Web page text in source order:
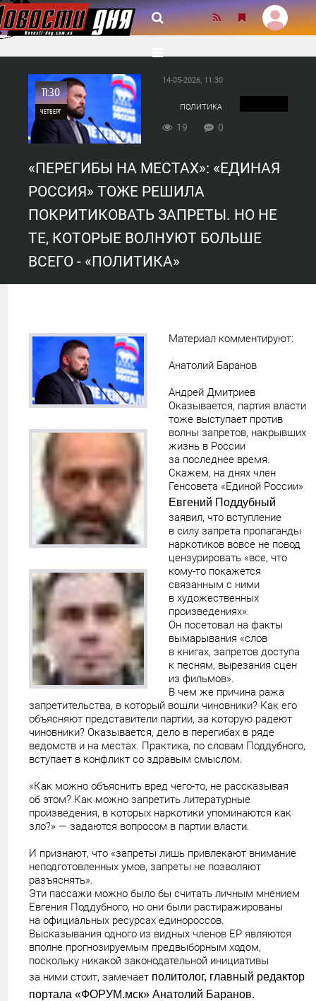
11:30
ЧЕТВЕРГ
19
14-05-2026, 11:30
ПОЛИТИКА
19 0
«ПЕРЕГИБЫ НА МЕСТАХ»: «ЕДИНАЯ
РОССИЯ» ТОЖЕ РЕШИЛА
ПОКРИТИКОВАТЬ ЗАПРЕТЫ. НО НЕ
ТЕ, КОТОРЫЕ ВОЛНУЮТ БОЛЬШЕ
ВСЕГО - «ПОЛИТИКА»
Материал комментируют:
Анатолий Баранов
Андрей Дмитриев
Оказывается, партия власти
тоже выступает против
волны запретов, накрывших
жизнь в России
за последнее время.
Скажем, на днях член
Генсовета «Единой России»
Евгений Поддубный
заявил, что вступление
в силу запрета пропаганды
наркотиков вовсе не повод
цензурировать «все, что
кому-то покажется
связанным с ними
в художественных
произведениях».
Он посетовал на факты
вымарывания «слов
в книгах, запретов доступа
к песням, вырезания сцен
из фильмов».
В чем же причина ража
запретительства, в который вошли чиновники? Как его
объясняют представители партии, за которую радеют
чиновники? Оказывается, дело в перегибах в ряде
ведомств и на местах. Практика, по словам Поддубного,
вступает в конфликт со здравым смыслом.
«Как можно объяснить вред чего-то, не рассказывая
об этом? Как можно запретить литературные
произведения, в которых наркотики упоминаются как
зло?» — задаются вопросом в партии власти.
И признают, что «запреты лишь привлекают внимание
неподготовленных умов, запреты не позволяют
разъяснять».
Эти пассажи можно было бы считать личным мнением
Евгения Поддубного, но они были растиражированы
на официальных ресурсах единороссов.
Высказывания одного из видных членов ЕР являются
вполне прогнозируемым предвыборным ходом,
поскольку никакой законодательной инициативы
за ними стоит, замечает политолог, главный редактор
портала «ФОРУМ.мск» Анатолий Баранов.